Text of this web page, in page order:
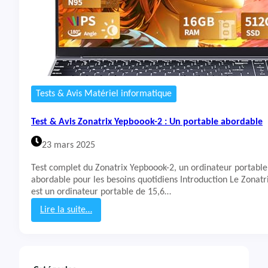
Tests & Avis Matériel informatique
Test & Avis Zonatrix Yepboook-2 : Un portable abordable
23 mars 2025
Test complet du Zonatrix Yepboook-2, un ordinateur
abordable pour les besoins quotidiens Introduction Le
est un ordinateur portable de 15,6…
Lire la suite…
: